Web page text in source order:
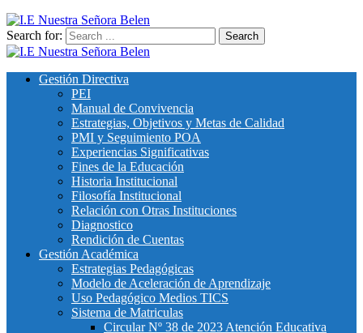
Search for:
I.E Nuestra Señora Belen
Institución Educativa Nuestra Señora de Belén
Gestión Directiva
PEI
Manual de Convivencia
Estrategias, Objetivos y Metas de Calidad
PMI y Seguimiento POA
Experiencias Significativas
Fines de la Educación
Historia Institucional
Filosofía Institucional
Relación con Otras Instituciones
Diagnostico
Rendición de Cuentas
Gestión Académica
Estrategias Pedagógicas
Modelo de Aceleración de Aprendizaje
Uso Pedagógico Medios TICS
Sistema de Matriculas
Circular Nº 38 de 2023 Atención Educativa